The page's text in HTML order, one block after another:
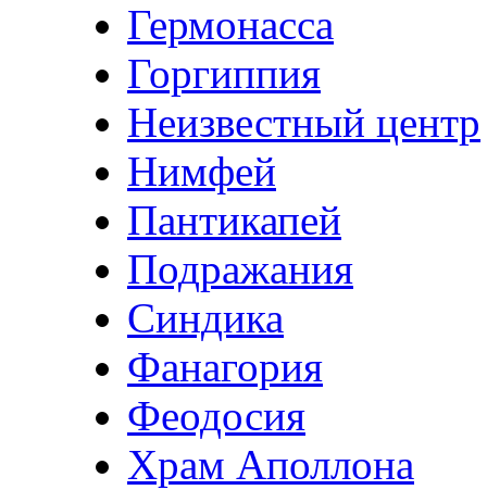
Гермонасса
Горгиппия
Неизвестный центр
Нимфей
Пантикапей
Подражания
Синдика
Фанагория
Феодосия
Храм Аполлона